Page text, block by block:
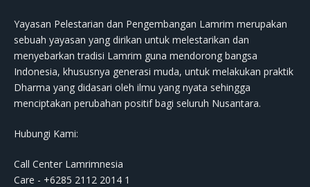
Yayasan Pelestarian dan Pengembangan Lamrim merupakan
sebuah yayasan yang dirikan untuk melestarikan dan
menyebarkan tradisi Lamrim guna mendorong bangsa
Indonesia, khususnya generasi muda, untuk melakukan praktik
Dharma yang didasari oleh ilmu yang nyata sehingga
menciptakan perubahan positif bagi seluruh Nusantara.
Hubungi Kami:
Call Center Lamrimnesia
Care - +6285 2112 2014 1